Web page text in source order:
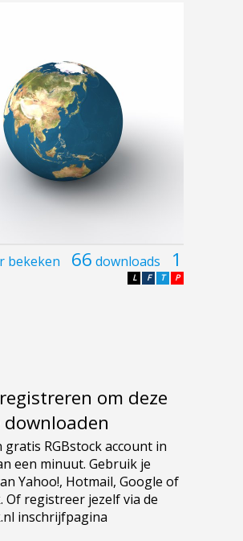
bekeken 66 downloads 1
P
T
F
L
om deze